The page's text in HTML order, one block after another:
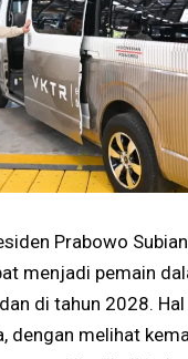
Prabowo
menjadi pemain
di tahun 2028.
dengan melihat